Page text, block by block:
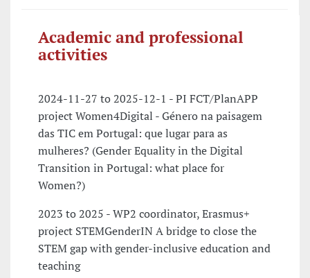
Academic and professional
activities
2024-11-27 to 2025-12-1 - PI FCT/PlanAPP
project Women4Digital - Género na paisagem
das TIC em Portugal: que lugar para as
mulheres? (Gender Equality in the Digital
Transition in Portugal: what place for
Women?)
2023 to 2025 - WP2 coordinator, Erasmus+
project STEMGenderIN A bridge to close the
STEM gap with gender-inclusive education and
teaching